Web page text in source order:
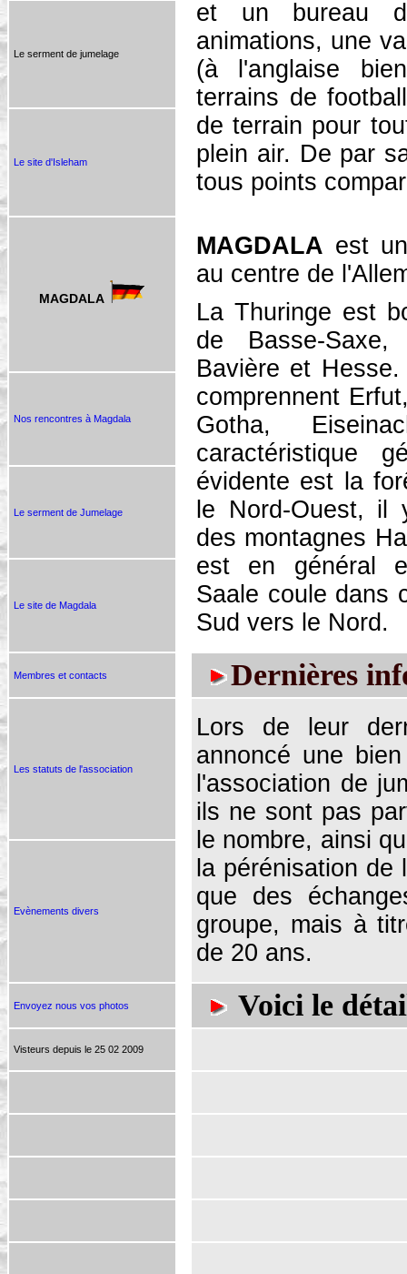
et un bureau
animations, une
(à l'anglaise
terrains de
de terrain pour
plein air. De par
tous points
Le serment de jumelage
Le site d'Isleham
MAGDALA
MAGDALA est
au centre de
La Thuringe est
de Basse-Saxe,
Bavière et
comprennent
Gotha,
caractéristique
évidente est la
le Nord-Ouest,
des montagnes
est en général
Saale coule dans
Sud vers le Nord.
Nos rencontres à Magdala
Le serment de Jumelage
Le site de Magdala
Membres et contacts Dernières
Les statuts de l'association
Lors de leur
annoncé une
l'association de
ils ne sont pas
le nombre, ainsi
la pérénisation
que des
groupe, mais à
de 20 ans.
Evènements divers
Envoyez nous vos photos Voici le
Visteurs depuis le 25 02 2009